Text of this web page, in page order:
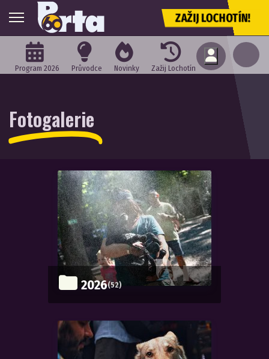
ZAŽIJ LOCHOTÍN!
Program 2026 Průvodce Novinky Zažij Lochotín
Fotogalerie
2026(52)